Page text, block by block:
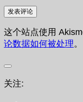
这个站点使用
论数据如何被处理。
关注: